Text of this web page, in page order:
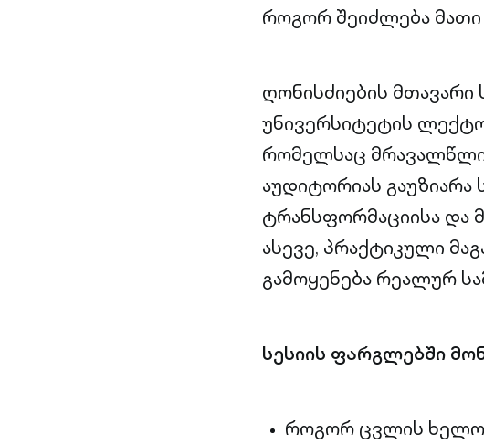
როგორ შეიძლება მათი
ღონისძიების
უნივერსიტეტის
რომელსაც
აუდიტორიას
ტრანსფორმაციისა და
ასევე, პრაქტიკული
გამოყენება რეალურ
სესიის ფარგლებში
როგორ ცვლის